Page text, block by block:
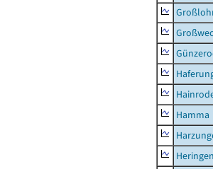
Hamma